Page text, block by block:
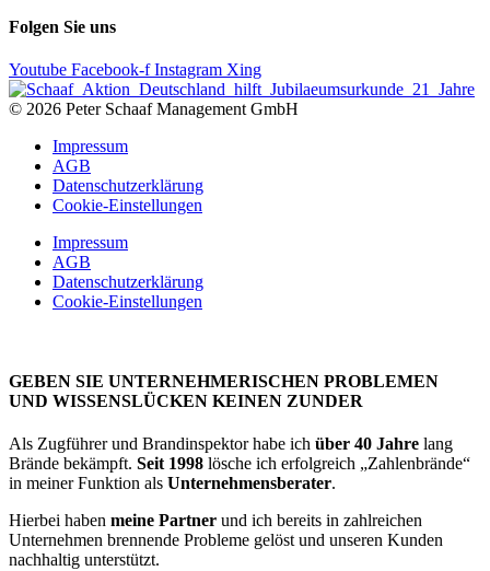
Folgen Sie uns
Youtube Facebook-f Instagram Xing
© 2026 Peter Schaaf Management GmbH
Impressum
AGB
Datenschutzerklärung
Cookie-Einstellungen
Impressum
AGB
Datenschutzerklärung
Cookie-Einstellungen
GEBEN SIE UNTERNEHMERISCHEN PROBLEMEN
UND WISSENSLÜCKEN KEINEN ZUNDER
Als Zugführer und Brandinspektor habe ich über 40 Jahre lang
Brände bekämpft. Seit 1998 lösche ich erfolgreich „Zahlenbrände“
in meiner Funktion als Unternehmensberater.
Hierbei haben meine Partner und ich bereits in zahlreichen
Unternehmen brennende Probleme gelöst und unseren Kunden
nachhaltig unterstützt.